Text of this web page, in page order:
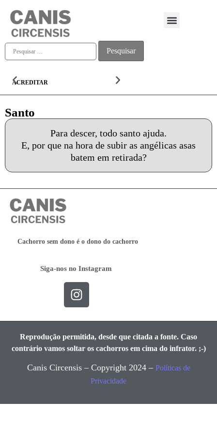
ACREDITAR
Santo
Para descer, todo santo ajuda.
E, por que na hora de subir as angélicas asas
batem em retirada?
Cachorro sem dono é o dono do cachorro
Siga-nos no Instagram
Reprodução permitida, desde que citada a fonte. Caso
contrário vamos soltar os cachorros em cima do infrator. ;-)
Canis Circensis – Copyright 2024 – Políticas de
Privacidade